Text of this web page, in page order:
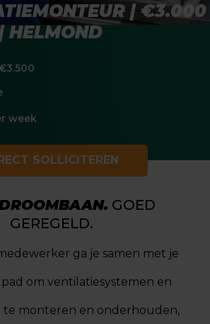
| €3.000
HELMOND
SOLLICITEREN
week
GOED
GEREGELD.
ga je samen met je
pad om ventilatiesystemen en
te monteren en onderhouden,